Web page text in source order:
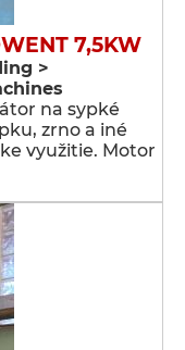
7,5KW
>
na sypké
zrno a iné
využitie. Motor